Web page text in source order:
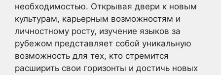
необходимостью. Открывая двери к новым
культурам, карьерным возможностям и
личностному росту, изучение языков за
рубежом представляет собой уникальную
возможность для тех, кто стремится
расширить свои горизонты и достичь новых